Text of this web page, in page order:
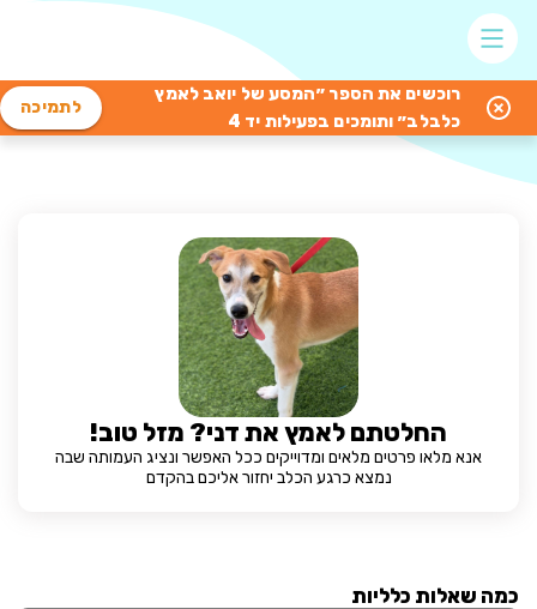
רוכשים את הספר ״המסע של יואב לאמץ
כלבלב״ ותומכים בפעילות יד 4
לתמיכה
החלטתם לאמץ את דני? מזל טוב!
אנא מלאו פרטים מלאים ומדוייקים ככל האפשר ונציג העמותה שבה
נמצא כרגע הכלב יחזור אליכם בהקדם
כמה שאלות כלליות